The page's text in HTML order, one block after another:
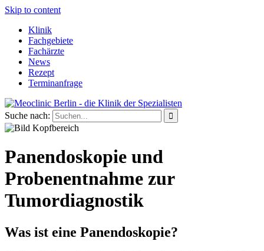
Skip to content
Klinik
Fachgebiete
Fachärzte
News
Rezept
Terminanfrage
Suche nach:
Panendoskopie und
Probenentnahme zur
Tumordiagnostik
Was ist eine Panendoskopie?